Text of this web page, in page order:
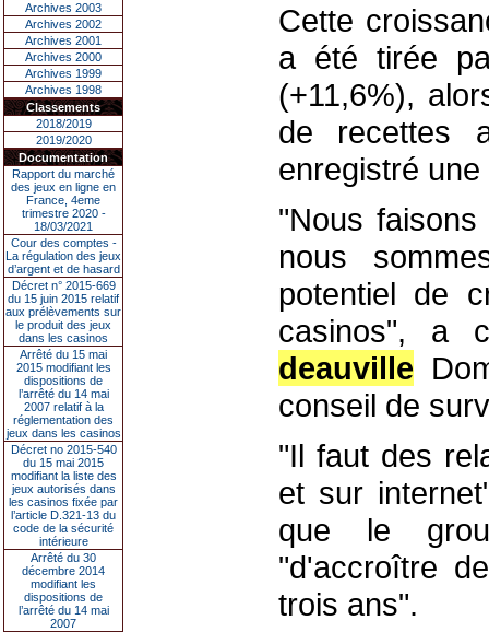
Archives 2003
Archives 2002
Archives 2001
Archives 2000
Archives 1999
Archives 1998
Classements
2018/2019
2019/2020
Documentation
Rapport du marché
des jeux en ligne en
France, 4eme
trimestre 2020 -
18/03/2021
Cour des comptes -
La régulation des jeux
d’argent et de hasard
Décret n° 2015-669
du 15 juin 2015 relatif
aux prélèvements sur
le produit des jeux
dans les casinos
Arrêté du 15 mai
2015 modifiant les
dispositions de
l’arrêté du 14 mai
2007 relatif à la
réglementation des
jeux dans les casinos
Décret no 2015-540
du 15 mai 2015
modifiant la liste des
jeux autorisés dans
les casinos fixée par
l’article D.321-13 du
code de la sécurité
intérieure
Arrêté du 30
décembre 2014
modifiant les
dispositions de
l’arrêté du 14 mai
2007
Cette
a été tirée
(+11,6%),
de recettes
enregistré
"Nous
nous
potentiel de
casinos", a
deauville
conseil de
"Il faut des
et sur
que le
"d'accroître
trois ans".